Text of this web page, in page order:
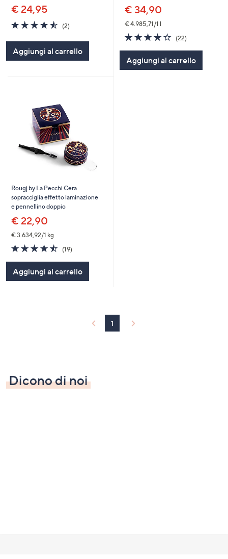
€ 24,95
4.5
of
5
Stars
(2)2
Aggiungi al carrello
€ 34,90
€ 4.985,71/1 l
4.0
of
Stars
(22)22
Aggiungi al carrello
Rougj by La Pecchi Cera
sopracciglia effetto laminazione
e pennellino doppio
€ 22,90
€ 3.634,92/1 kg
4.5
of
Stars
(19)19
Aggiungi al carrello
1
Dicono di noi